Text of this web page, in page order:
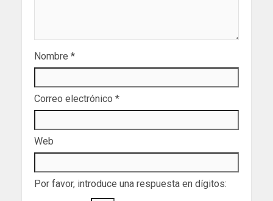
Nombre *
Correo electrónico *
Web
Por favor, introduce una respuesta en dígitos: